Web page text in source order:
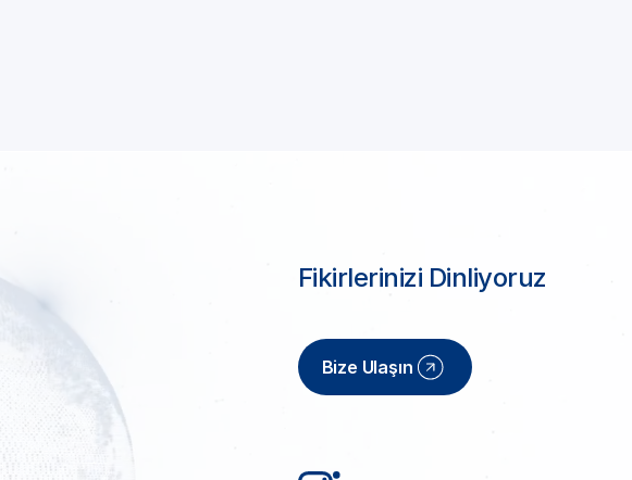
Fikirlerinizi Dinliyoruz
Bize Ulaşın